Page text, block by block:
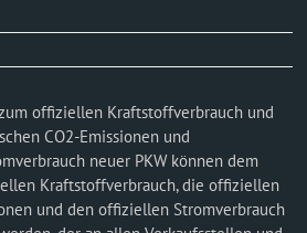
offiziellen Kraftstoffverbrauch und
CO2-Emissionen und
neuer PKW können dem
Kraftstoffverbrauch, die offiziellen
und den offiziellen Stromverbrauch